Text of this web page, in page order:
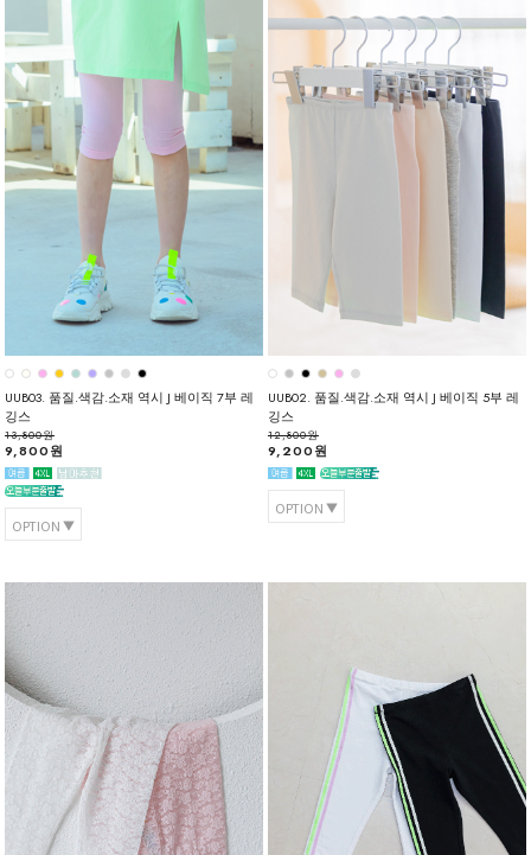
UUB03. 품질.색감.소재 역시 J 베이직 7부 레
깅스
13,800원
9,800원
OPTION
UUB02. 품질.색감.소재 역시 J 베이직 5부 레
깅스
12,800원
9,200원
OPTION